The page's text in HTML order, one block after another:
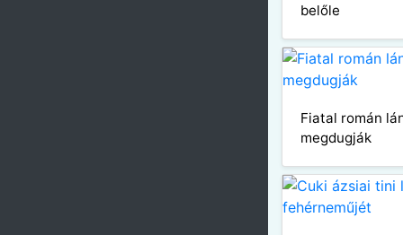
belőle
Fiatal román
megdugják